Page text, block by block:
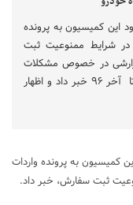
این کمیسیون به پرونده
خودرو در شرایط ممنوعیت ثبت
در خصوص مشکلات
پیش آمده در واردات خودرو از اواخر سال ۹۵ تا آخر ۹۶ خبر داد و اظهار
کمیسیون به پرونده واردات